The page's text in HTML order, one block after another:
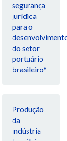
segurança
jurídica
para o
do setor
portuário
brasileiro*
Produção
da
indústria